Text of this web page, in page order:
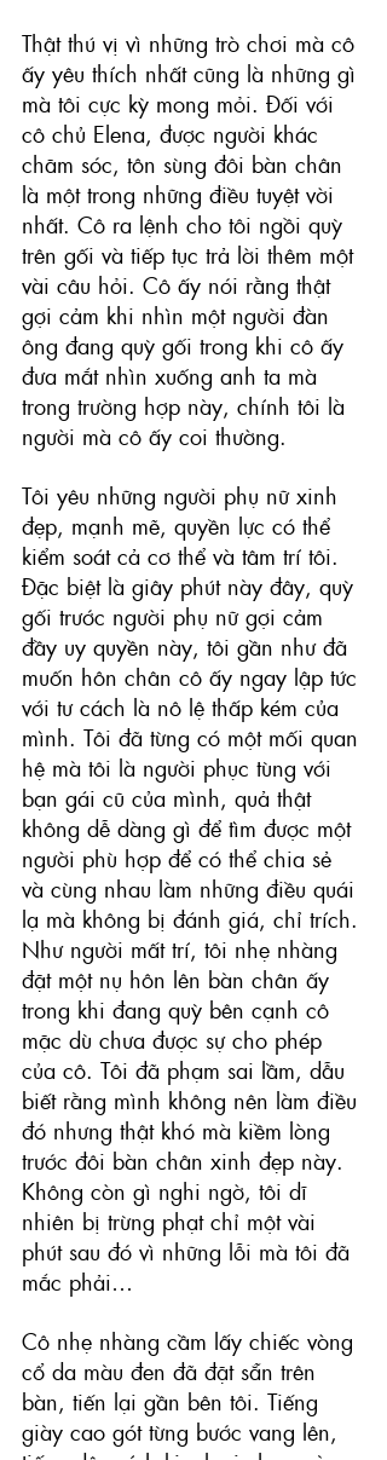
Thật thú vị vì những trò chơi mà cô
ấy yêu thích nhất cũng là những gì
mà tôi cực kỳ mong mỏi. Đối với
cô chủ Elena, được người khác
chăm sóc, tôn sùng đôi bàn chân
là một trong những điều tuyệt vời
nhất. Cô ra lệnh cho tôi ngồi quỳ
trên gối và tiếp tục trả lời thêm một
vài câu hỏi. Cô ấy nói rằng thật
gợi cảm khi nhìn một người đàn
ông đang quỳ gối trong khi cô ấy
đưa mắt nhìn xuống anh ta mà
trong trường hợp này, chính tôi là
người mà cô ấy coi thường.
Tôi yêu những người phụ nữ xinh
đẹp, mạnh mẽ, quyền lực có thể
kiểm soát cả cơ thể và tâm trí tôi.
Đặc biệt là giây phút này đây, quỳ
gối trước người phụ nữ gợi cảm
đầy uy quyền này, tôi gần như đã
muốn hôn chân cô ấy ngay lập tức
với tư cách là nô lệ thấp kém của
mình. Tôi đã từng có một mối quan
hệ mà tôi là người phục tùng với
bạn gái cũ của mình, quả thật
không dễ dàng gì để tìm được một
người phù hợp để có thể chia sẻ
và cùng nhau làm những điều quái
lạ mà không bị đánh giá, chỉ trích.
Như người mất trí, tôi nhẹ nhàng
đặt một nụ hôn lên bàn chân ấy
trong khi đang quỳ bên cạnh cô
mặc dù chưa được sự cho phép
của cô. Tôi đã phạm sai lầm, dẫu
biết rằng mình không nên làm điều
đó nhưng thật khó mà kiềm lòng
trước đôi bàn chân xinh đẹp này.
Không còn gì nghi ngờ, tôi dĩ
nhiên bị trừng phạt chỉ một vài
phút sau đó vì những lỗi mà tôi đã
mắc phải…
Cô nhẹ nhàng cầm lấy chiếc vòng
cổ da màu đen đã đặt sẵn trên
bàn, tiến lại gần bên tôi. Tiếng
giày cao gót từng bước vang lên,